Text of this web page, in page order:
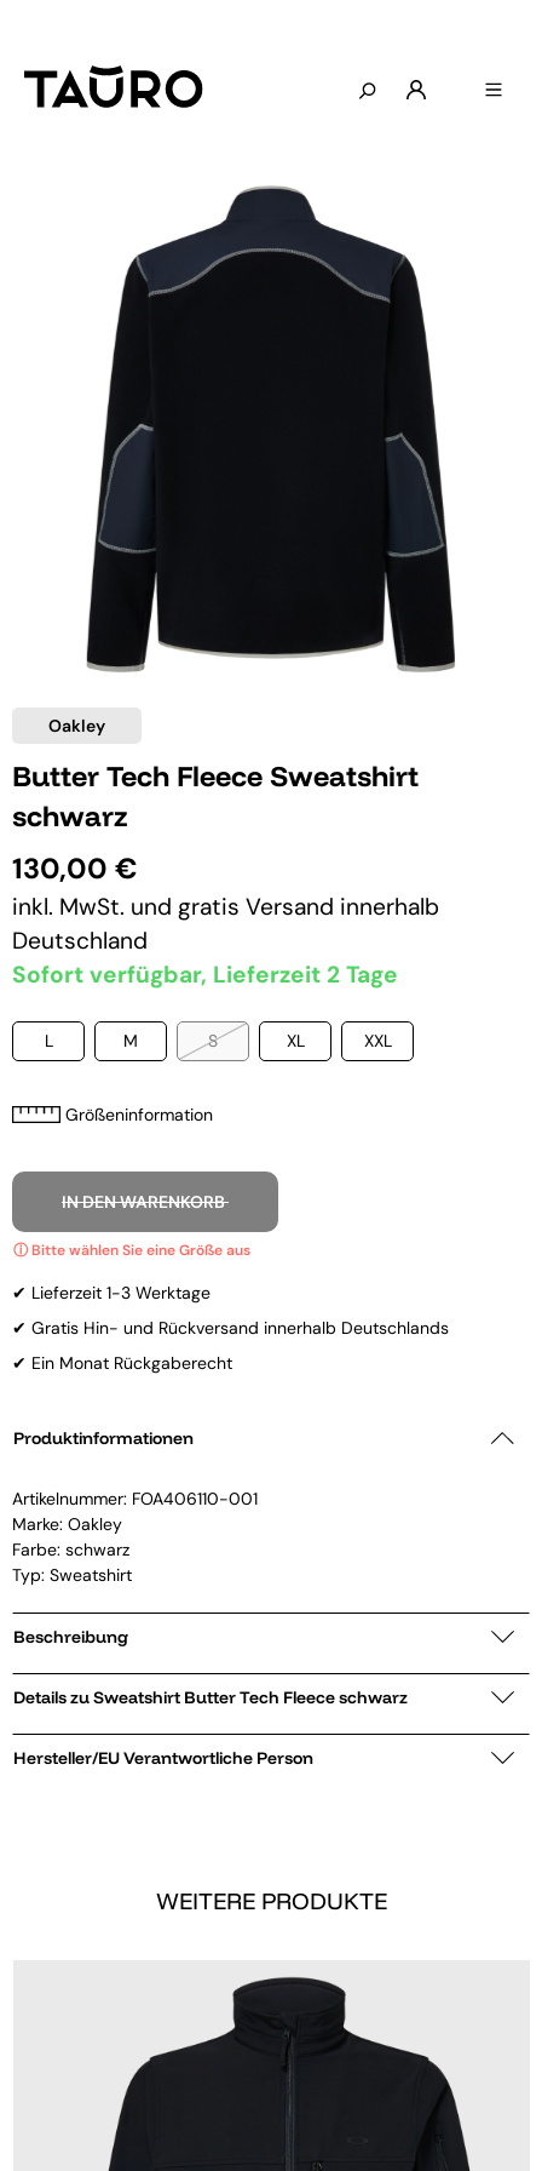
Oakley
Butter Tech Fleece Sweatshirt
schwarz
130,00 €
inkl. MwSt. und gratis Versand innerhalb
Deutschland
Sofort verfügbar, Lieferzeit 2 Tage
L M S XL XXL
Größeninformation
IN DEN WARENKORB
✔ Lieferzeit 1-3 Werktage
✔ Gratis Hin- und Rückversand innerhalb Deutschlands
✔ Ein Monat Rückgaberecht
Produktinformationen
Artikelnummer: FOA406110-001
Marke: Oakley
Farbe: schwarz
Typ: Sweatshirt
Beschreibung
Details zu Sweatshirt Butter Tech Fleece schwarz
Hersteller/EU Verantwortliche Person
WEITERE PRODUKTE